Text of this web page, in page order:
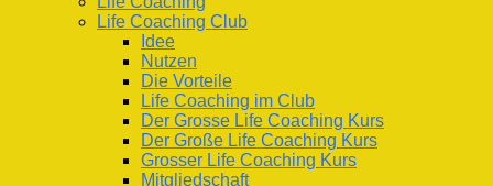
Life Coaching Club
Idee
Nutzen
Die Vorteile
Life Coaching im Club
Der Grosse Life Coaching Kurs
Der Große Life Coaching Kurs
Grosser Life Coaching Kurs
Mitgliedschaft